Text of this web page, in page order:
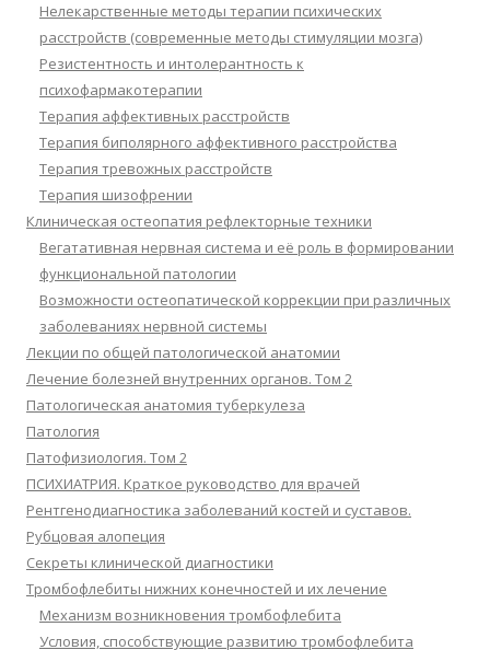
Нелекарственные методы терапии психических
расстройств (современные методы стимуляции мозга)
Резистентность и интолерантность к
психофармакотерапии
Терапия аффективных расстройств
Терапия биполярного аффективного расстройства
Терапия тревожных расстройств
Терапия шизофрении
Клиническая остеопатия рефлекторные техники
Вегатативная нервная система и её роль в формировании
функциональной патологии
Возможности остеопатической коррекции при различных
заболеваниях нервной системы
Лекции по общей патологической анатомии
Лечение болезней внутренних органов. Том 2
Патологическая анатомия туберкулеза
Патология
Патофизиология. Том 2
ПСИХИАТРИЯ. Краткое руководство для врачей
Рентгенодиагностика заболеваний костей и суставов.
Рубцовая алопеция
Секреты клинической диагностики
Тромбофлебиты нижних конечностей и их лечение
Механизм возникновения тромбофлебита
Условия, способствующие развитию тромбофлебита